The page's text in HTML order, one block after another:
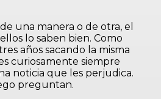
una manera o de otra, el
lo saben bien. Como
años sacando la misma
curiosamente siempre
noticia que les perjudica.
preguntan.